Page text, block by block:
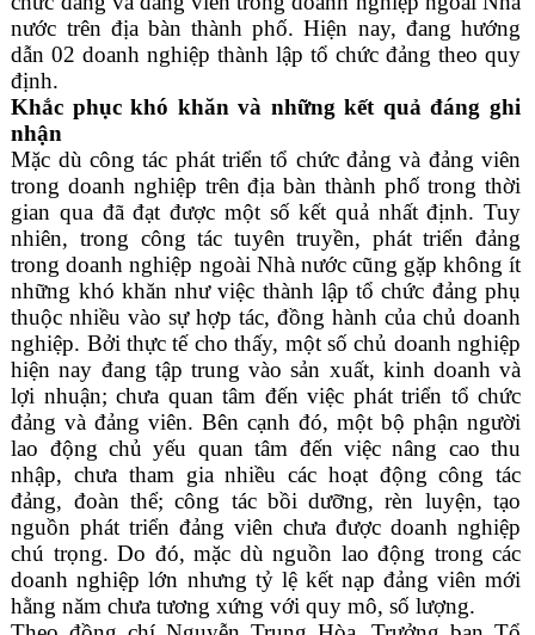
nước trên địa bàn thành phố. Hiện nay, đang hướng
dẫn 02 doanh nghiệp thành lập tổ chức đảng theo quy
định.
Khắc phục khó khăn và những kết quả đáng ghi
nhận
Mặc dù công tác phát triển tổ chức đảng và đảng viên
trong doanh nghiệp trên địa bàn thành phố trong thời
gian qua đã đạt được một số kết quả nhất định. Tuy
nhiên, trong công tác tuyên truyền, phát triển đảng
trong doanh nghiệp ngoài Nhà nước cũng gặp không ít
những khó khăn như việc thành lập tổ chức đảng phụ
thuộc nhiều vào sự hợp tác, đồng hành của chủ doanh
nghiệp. Bởi thực tế cho thấy, một số chủ doanh nghiệp
hiện nay đang tập trung vào sản xuất, kinh doanh và
lợi nhuận; chưa quan tâm đến việc phát triển tổ chức
đảng và đảng viên. Bên cạnh đó, một bộ phận người
lao động chủ yếu quan tâm đến việc nâng cao thu
nhập, chưa tham gia nhiều các hoạt động công tác
đảng, đoàn thể; công tác bồi dưỡng, rèn luyện, tạo
nguồn phát triển đảng viên chưa được doanh nghiệp
chú trọng. Do đó, mặc dù nguồn lao động trong các
doanh nghiệp lớn nhưng tỷ lệ kết nạp đảng viên mới
hằng năm chưa tương xứng với quy mô, số lượng.